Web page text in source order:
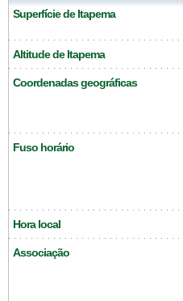
Superfície de Itapema
Altitude de Itapema
Coordenadas geográficas
Fuso horário
Hora local
Associação